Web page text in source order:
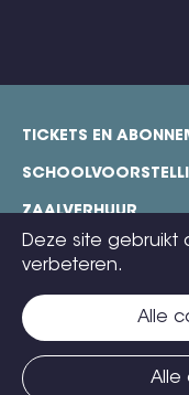
Deze site
verbeteren.
Alle
Alle
footer
TICKETS EN
ZAALVERHUUR
TECHNISCHE FICHES
CONTACT
TICKETS